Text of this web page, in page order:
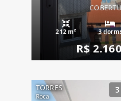
212 m² 3
R$
TORRES
Roca